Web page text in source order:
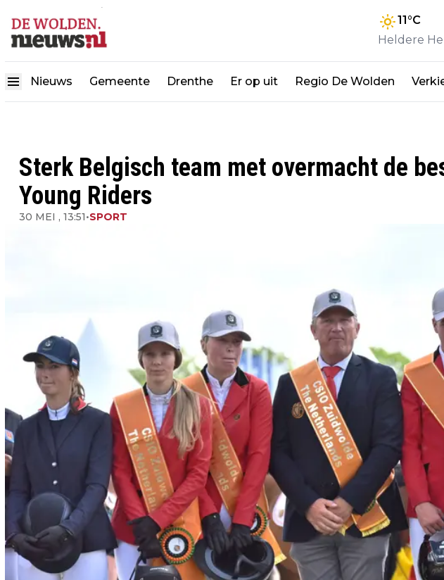
11 °C
Heldere
Nieuws Gemeente Drenthe Er op uit Regio De Wolden
Sterk Belgisch team met overmacht de
Young Riders
30 MEI , 13:51•SPORT